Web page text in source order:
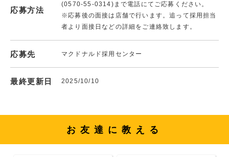
応募方法
(0570-55-0314)まで電話にてご応募ください。
※応募後の面接は店舗で行います。追って採用担当
者より面接日などの詳細をご連絡致します。
応募先 マクドナルド採用センター
最終更新日 2025/10/10
お友達に教える